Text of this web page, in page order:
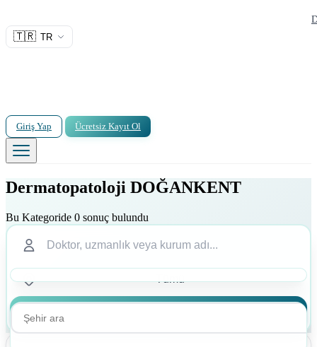
🇹🇷 TR
Giriş Yap Ücretsiz Kayıt Ol
Dermatopatoloji DOĞANKENT
Bu Kategoride 0 sonuç bulundu